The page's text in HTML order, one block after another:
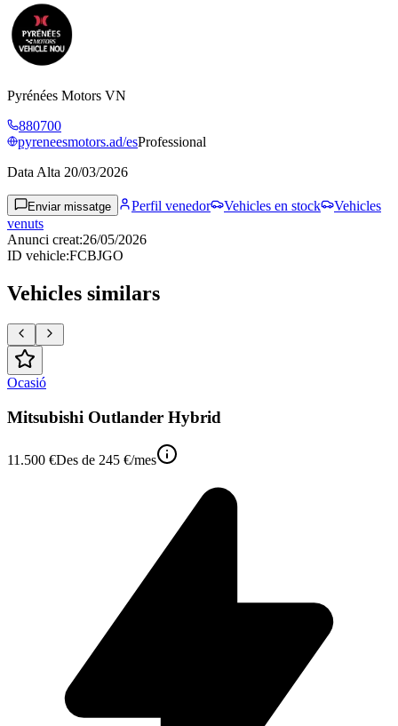
Pyrénées Motors VN
880700
pyreneesmotors.ad/esProfessional
Data Alta 20/03/2026
Enviar missatge Perfil venedor Vehicles en stock
Vehicles
venuts
Anunci creat:26/05/2026
ID vehicle:FCBJGO
Vehicles similars
Ocasió
Mitsubishi Outlander Hybrid
11.500 €Des de 245 €/mes